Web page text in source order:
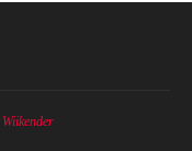
Wiikender